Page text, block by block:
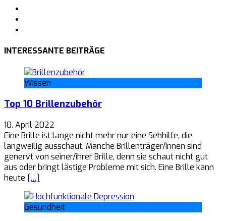
INTERESSANTE BEITRÄGE
Wissen
Top 10 Brillenzubehör
10. April 2022
Eine Brille ist lange nicht mehr nur eine Sehhilfe, die
langweilig ausschaut. Manche Brillenträger/Innen sind
genervt von seiner/ihrer Brille, denn sie schaut nicht gut
aus oder bringt lästige Probleme mit sich. Eine Brille kann
heute […]
Gesundheit